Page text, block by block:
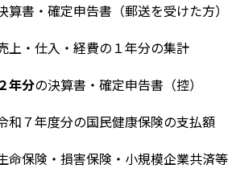
算書・確定申告書（郵送を受けた方）
上・仕入・経費の１年分の集計
２年分の決算書・確定申告書（控）
和７年度分の国民健康保険の支払額
命保険・損害保険・小規模企業共済